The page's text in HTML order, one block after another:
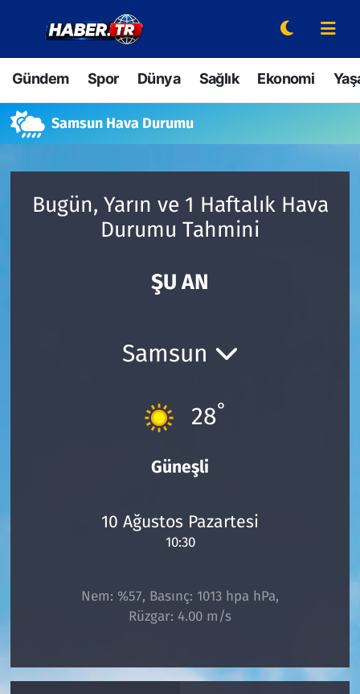
Gündem Spor Dünya Sağlık Ekonomi
Samsun Hava Durumu
Bugün, Yarın ve 1 Haftalık Hava
Durumu Tahmini
ŞU AN
Samsun
28°
Güneşli
10 Ağustos Pazartesi
10:30
Nem: %57, Basınç: 1013 hpa hPa,
Rüzgar: 4.00 m/s
Gündem
Spor
Dünya
Bilim ve Teknoloji
Hava Durumu
Trafik Durumu
Süper Lig Puan Durumu ve Fikstür
Son Dakika Haberleri